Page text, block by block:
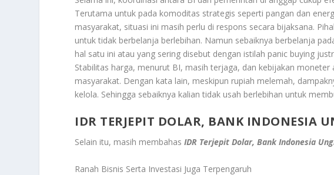
Terutama untuk pada komoditas strategis seperti pangan dan
masyarakat, situasi ini masih perlu di respons secara bijaksana.
untuk tidak berbelanja berlebihan. Namun sebaiknya berbelanja
hal satu ini atau yang sering disebut dengan istilah panic buying
Stabilitas harga, menurut BI, masih terjaga, dan kebijakan moneter
masyarakat. Dengan kata lain, meskipun rupiah melemah,
kelola. Sehingga sebaiknya kalian tidak usah berlebihan untuk
IDR TERJEPIT DOLAR, BANK INDONESIA
Selain itu, masih membahasIDR Terjepit Dolar, Bank Indonesia
Ranah Bisnis Serta Investasi Juga Terpengaruh